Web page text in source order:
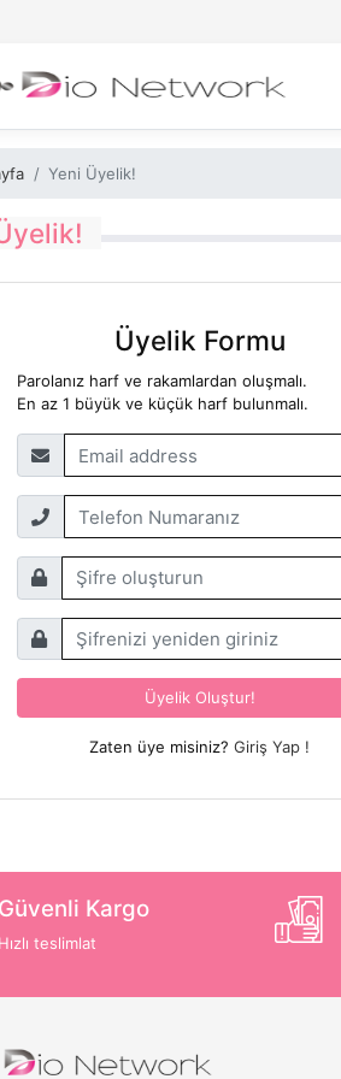
Yeni Üyelik!
Üyelik Formu
Parolanız harf ve rakamlardan oluşmalı.
En az 1 büyük ve küçük harf bulunmalı.
Üyelik Oluştur!
Zaten üye misiniz? Giriş Yap !
Güvenli Kargo
Hızlı teslimlat